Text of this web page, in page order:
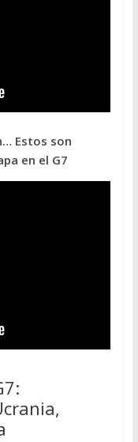
Estos son
en el G7